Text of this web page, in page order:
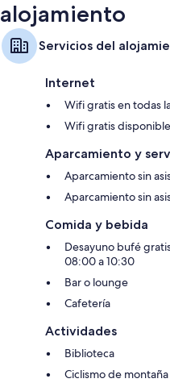
alojamiento
Servicios del
Internet
Wifi gratis en todas
Wifi gratis
Aparcamiento y
Aparcamiento sin
Aparcamiento sin
Comida y bebida
Desayuno bufé
08:00 a 10:30
Bar o lounge
Cafetería
Actividades
Biblioteca
Ciclismo de montaña